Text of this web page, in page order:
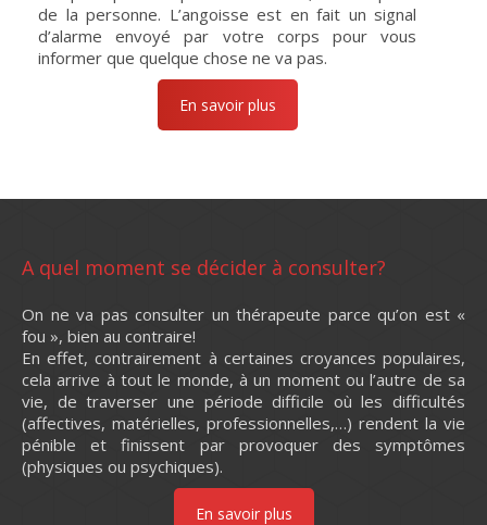
de la personne. L’angoisse est en fait un signal
d’alarme envoyé par votre corps pour vous
informer que quelque chose ne va pas.
En savoir plus
A quel moment se décider à consulter?
On ne va pas consulter un thérapeute parce qu’on est «
fou », bien au contraire!
En effet, contrairement à certaines croyances populaires,
cela arrive à tout le monde, à un moment ou l’autre de sa
vie, de traverser une période difficile où les difficultés
(affectives, matérielles, professionnelles,…) rendent la vie
pénible et finissent par provoquer des symptômes
(physiques ou psychiques).
En savoir plus